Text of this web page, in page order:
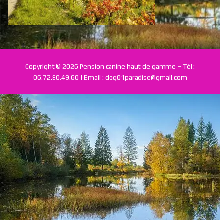
Tarifs & Prestations
Conditions
GalerieCopyright © 2026 Pension canine haut de gamme – Tél :
06.72.80.49.60 | Email : dog01paradise@gmail.com